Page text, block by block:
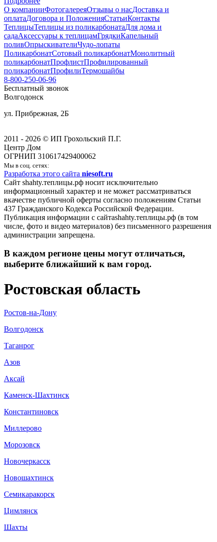
О компанииФотогалереяОтзывы о насДоставка и
оплатаДоговора и ПоложенияСтатьиКонтакты
ТеплицыТеплицы из поликарбонатаДля дома и
садаАксессуары к теплицамГрядкиКапельный
поливОпрыскивателиЧудо-лопаты
ПоликарбонатСотовый поликарбонатМонолитный
поликарбонатПрофлистПрофилированный
поликарбонатПрофилиТермошайбы
8-800-250-06-96
Бесплатный звонок
Волгодонск
ул. Прибрежная, 2Б
2011 - 2026 © ИП Грохольский П.Г.
Центр Дом
ОГРНИП 310617429400062
Мы в соц. сетях:
Разработка этого сайта niesoft.ru
Сайт shahty.теплицы.рф носит исключительно
информационный характер и не может рассматриваться
вкачестве публичной оферты согласно положениям Статьи
437 Гражданского Кодекса Российской Федерации.
Публикация информации с сайтаshahty.теплицы.рф (в том
числе, фото и видео материалов) без письменного разрешения
администрации запрещена.
В каждом регионе цены могут отличаться,
выберите ближайший к вам город.
Ростовская область
Ростов-на-Дону
Волгодонск
Таганрог
Азов
Аксай
Каменск-Шахтинск
Константиновск
Миллерово
Морозовск
Новочеркасск
Новошахтинск
Семикаракорск
Цимлянск
Шахты